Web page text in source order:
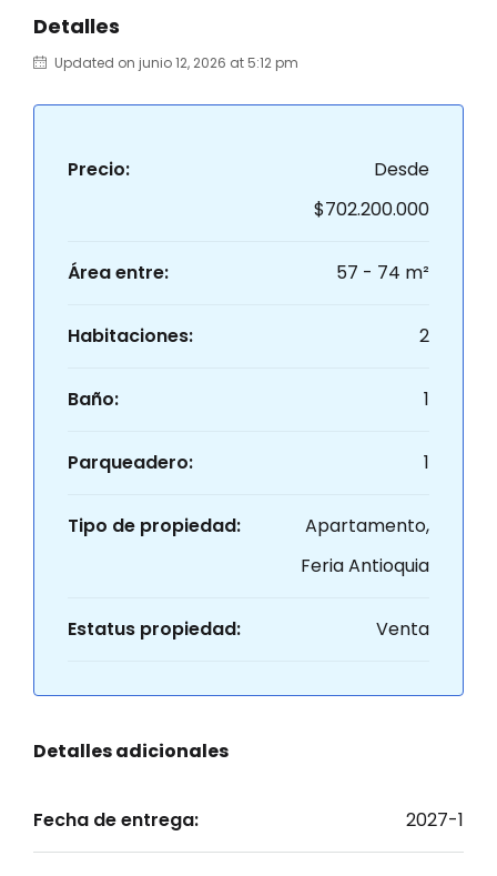
Detalles
Updated on junio 12, 2026 at 5:12 pm
Precio:
Desde
$702.200.000
Área entre: 57 - 74 m²
Habitaciones: 2
Baño: 1
Parqueadero: 1
Tipo de propiedad:
Apartamento,
Feria Antioquia
Estatus propiedad: Venta
Detalles adicionales
Fecha de entrega: 2027-1